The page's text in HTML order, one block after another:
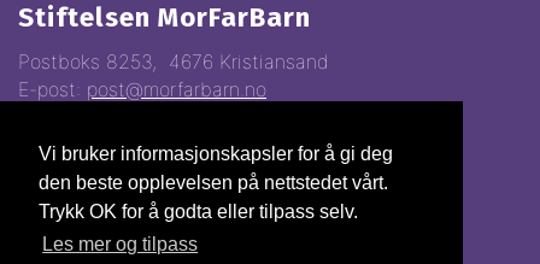
Vi bruker informasjonskapsler for å gi deg
den beste opplevelsen på nettstedet vårt.
Trykk OK for å godta eller tilpass selv.
Les mer og tilpass
Stiftelsen MorFarBarn
Postboks 8253, 4676 Kristiansand
E-post: post@morfarbarn.no
Vipps:81368
Gavekonto: 3000.22.70028
Org.nr. 993310247